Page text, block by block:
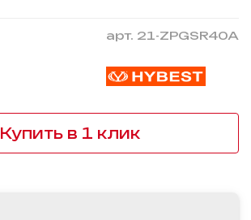
арт. 21-ZPGSR40A
Купить в 1 клик